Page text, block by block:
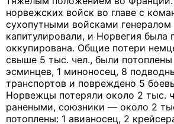
норвежских войск во главе с
сухопутными войсками генералом
капитулировали, и Норвегия была
оккупирована. Общие потери
свыше 5 тыс. чел., были потоплены
эсминцев, 1 миноносец, 8
транспортов и повреждено 5
Норвежцы потеряли около 2 тыс.
ранеными, союзники — около 2
потоплены: 1 авианосец, 2